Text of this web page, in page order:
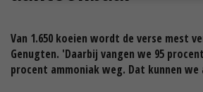
Van 1.650 koeien wordt de verse mest
Genugten. 'Daarbij vangen we 95
procent ammoniak weg. Dat kunnen we